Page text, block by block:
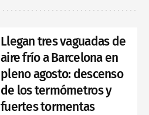
Llegan tres vaguadas de
aire frío a Barcelona en
pleno agosto: descenso
de los termómetros y
fuertes tormentas